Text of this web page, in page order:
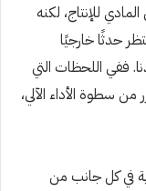
للإنتاج، لكنه
حدثًا خارجيًا
ففي اللحظات التي
من سطوة الأداء الآلي،
في كل جانب من